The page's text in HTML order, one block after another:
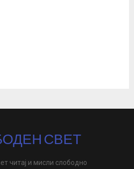
СВЕТ
читај и мисли слободно